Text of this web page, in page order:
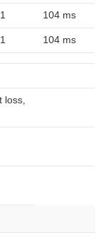
104 ms
104 ms
loss,